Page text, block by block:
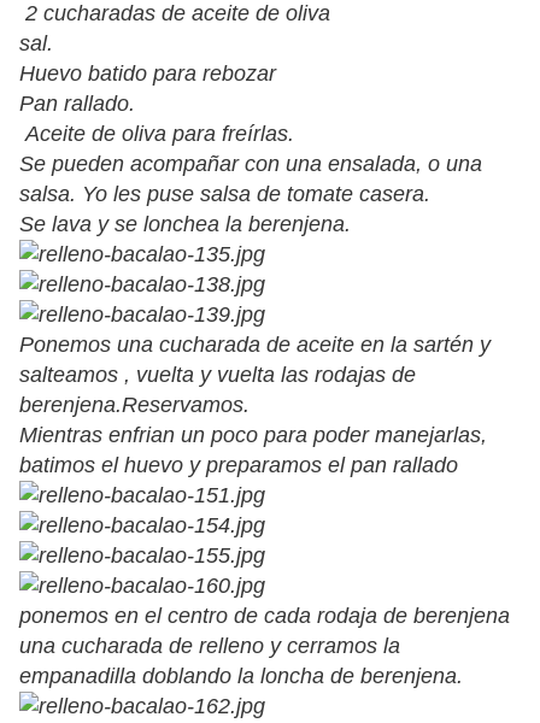
2 cucharadas de aceite de oliva
sal.
Huevo batido para rebozar
Pan rallado.
Aceite de oliva para freírlas.
Se pueden acompañar con una ensalada, o una
salsa. Yo les puse salsa de tomate casera.
Se lava y se lonchea la berenjena.
Ponemos una cucharada de aceite en la sartén y
salteamos , vuelta y vuelta las rodajas de
berenjena.Reservamos.
Mientras enfrian un poco para poder manejarlas,
batimos el huevo y preparamos el pan rallado
ponemos en el centro de cada rodaja de berenjena
una cucharada de relleno y cerramos la
empanadilla doblando la loncha de berenjena.